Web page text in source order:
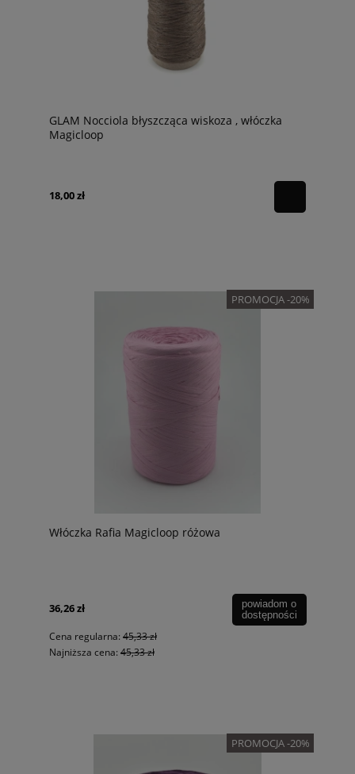
GLAM Nocciola błyszcząca wiskoza , włóczka
Magicloop
18,00 zł
PROMOCJA -20%
Włóczka Rafia Magicloop różowa
36,26 zł
Cena regularna: 45,33 zł
Najniższa cena: 45,33 zł
powiadom o
dostępności
PROMOCJA -20%